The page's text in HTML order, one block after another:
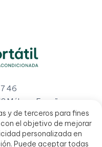
y de terceros para fines
el objetivo de mejorar
personalizada en
Puede aceptar todas
46
Málaga, España
- 18:00